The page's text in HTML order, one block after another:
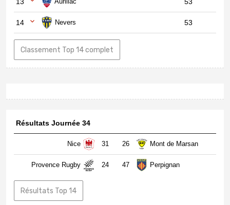
14 Nevers 53
Classement Top 14 complet
Résultats Journée 34
Nice 31 26 Mont de Marsan
Provence Rugby 24 47 Perpignan
Résultats Top 14